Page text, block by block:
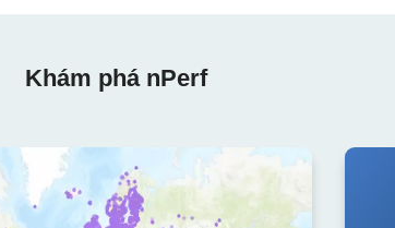
Khám phá nPerf